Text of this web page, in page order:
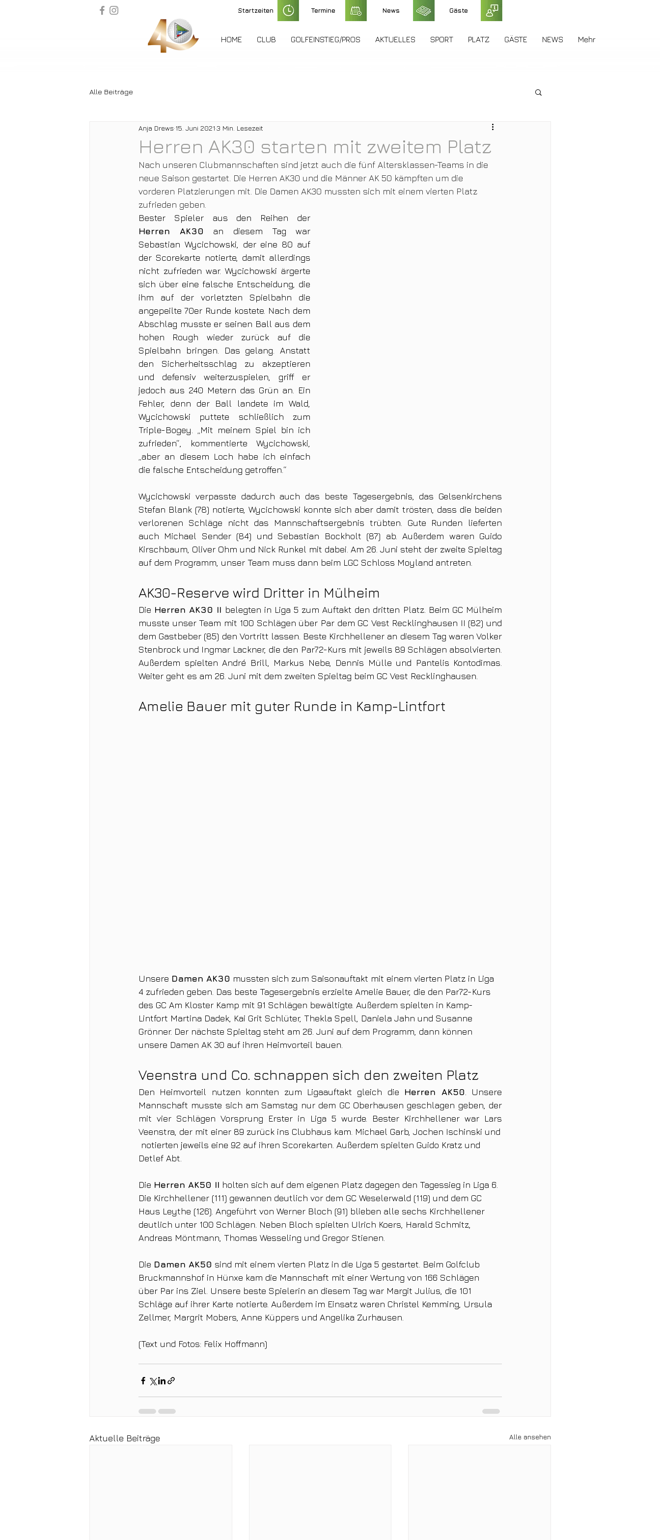
Startzeiten Termine News Gäste
HOME CLUB GOLFEINSTIEG/PROS AKTUELLES SPORT PLATZ GÄSTE NEWS Mehr
Alle Beiträge
Herren AK30 starten mit zweitem Platz
Anja Drews 15. Juni 2021 3 Min. Lesezeit
Nach unseren Clubmannschaften sind jetzt auch die fünf Altersklassen-Teams in die
neue Saison gestartet. Die Herren AK30 und die Männer AK 50 kämpften um die
vorderen Platzierungen mit. Die Damen AK30 mussten sich mit einem vierten Platz
zufrieden geben.
Herren AK30
an diesem Tag war
Sebastian Wycichowski, der eine 80 auf
der Scorekarte notierte, damit allerdings
nicht zufrieden war. Wycichowski ärgerte
sich über eine falsche Entscheidung, die
ihm auf der vorletzten Spielbahn die
angepeilte 70er Runde kostete. Nach dem
Abschlag musste er seinen Ball aus dem
hohen Rough wieder zurück auf die
Spielbahn bringen. Das gelang. Anstatt
den Sicherheitsschlag zu akzeptieren
und defensiv weiterzuspielen, griff er
jedoch aus 240 Metern das Grün an. Ein
Fehler, denn der Ball landete im Wald,
Wycichowski puttete schließlich zum
Triple-Bogey. „Mit meinem Spiel bin ich
zufrieden“, kommentierte Wycichowski,
„aber an diesem Loch habe ich einfach
die falsche Entscheidung getroffen.“
Wycichowski verpasste dadurch auch das beste Tagesergebnis, das Gelsenkirchens
Stefan Blank (78) notierte, Wycichowski konnte sich aber damit trösten, dass die beiden
verlorenen Schläge nicht das Mannschaftsergebnis trübten. Gute Runden lieferten
auch Michael Sender (84) und Sebastian Bockholt (87) ab. Außerdem waren Guido
Kirschbaum, Oliver Ohm und Nick Runkel mit dabei. Am 26. Juni steht der zweite Spieltag
auf dem Programm, unser Team muss dann beim LGC Schloss Moyland antreten.
AK30-Reserve wird Dritter in Mülheim
Die Herren AK30 II belegten in Liga 5 zum Auftakt den dritten Platz. Beim GC Mülheim
musste unser Team mit 100 Schlägen über Par dem GC Vest Recklinghausen II (82) und
dem Gastbeber (85) den Vortritt lassen. Beste Kirchhellener an diesem Tag waren Volker
Stenbrock und Ingmar Lackner, die den Par72-Kurs mit jeweils 89 Schlägen absolvierten.
Außerdem spielten André Brill, Markus Nebe, Dennis Mülle und Pantelis Kontodimas.
Weiter geht es am 26. Juni mit dem zweiten Spieltag beim GC Vest Recklinghausen.
Amelie Bauer mit guter Runde in Kamp-Lintfort
Unsere Damen AK30 mussten sich zum Saisonauftakt mit einem vierten Platz in Liga
4 zufrieden geben. Das beste Tagesergebnis erzielte Amelie Bauer, die den Par72-Kurs
des GC Am Kloster Kamp mit 91 Schlägen bewältigte. Außerdem spielten in Kamp-
Lintfort Martina Dadek, Kai Grit Schlüter, Thekla Spell, Daniela Jahn und Susanne
Grönner. Der nächste Spieltag steht am 26. Juni auf dem Programm, dann können
unsere Damen AK 30 auf ihren Heimvorteil bauen.
Veenstra und Co. schnappen sich den zweiten Platz
Den Heimvorteil nutzen konnten zum Ligaauftakt gleich die Herren AK50. Unsere
Mannschaft musste sich am Samstag nur dem GC Oberhausen geschlagen geben, der
mit vier Schlägen Vorsprung Erster in Liga 5 wurde. Bester Kirchhellener war Lars
Detlef Abt.
Die Herren AK50 II holten sich auf dem eigenen Platz dagegen den Tagessieg in Liga 6.
Die Kirchhellener (111) gewannen deutlich vor dem GC Weselerwald (119) und dem GC
Haus Leythe (126). Angeführt von Werner Bloch (91) blieben alle sechs Kirchhellener
deutlich unter 100 Schlägen. Neben Bloch spielten Ulrich Koers, Harald Schmitz,
Andreas Möntmann, Thomas Wesseling und Gregor Stienen.
Die Damen AK50 sind mit einem vierten Platz in die Liga 5 gestartet. Beim Golfclub
Bruckmannshof in Hünxe kam die Mannschaft mit einer Wertung von 166 Schlägen
über Par ins Ziel. Unsere beste Spielerin an diesem Tag war Margit Julius, die 101
Schläge auf ihrer Karte notierte. Außerdem im Einsatz waren Christel Kemming, Ursula
Zellmer, Margrit Mobers, Anne Küppers und Angelika Zurhausen.
(Text und Fotos: Felix Hoffmann)
Aktuelle Beiträge Alle ansehen